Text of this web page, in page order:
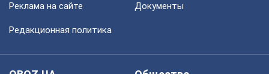
Реклама на сайте Документы
Редакционная политика